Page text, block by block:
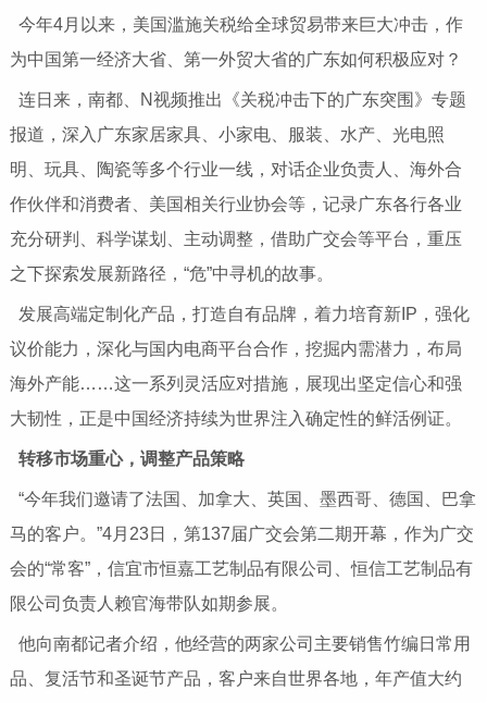
今年4月以来，美国滥施关税给全球贸易带来巨大冲击，作
为中国第一经济大省、第一外贸大省的广东如何积极应对？
连日来，南都、N视频推出《关税冲击下的广东突围》专题
报道，深入广东家居家具、小家电、服装、水产、光电照
明、玩具、陶瓷等多个行业一线，对话企业负责人、海外合
作伙伴和消费者、美国相关行业协会等，记录广东各行各业
充分研判、科学谋划、主动调整，借助广交会等平台，重压
之下探索发展新路径，“危”中寻机的故事。
发展高端定制化产品，打造自有品牌，着力培育新IP，强化
议价能力，深化与国内电商平台合作，挖掘内需潜力，布局
海外产能……这一系列灵活应对措施，展现出坚定信心和强
大韧性，正是中国经济持续为世界注入确定性的鲜活例证。
转移市场重心，调整产品策略
“今年我们邀请了法国、加拿大、英国、墨西哥、德国、巴拿
马的客户。”4月23日，第137届广交会第二期开幕，作为广交
会的“常客”，信宜市恒嘉工艺制品有限公司、恒信工艺制品有
限公司负责人赖官海带队如期参展。
他向南都记者介绍，他经营的两家公司主要销售竹编日常用
品、复活节和圣诞节产品，客户来自世界各地，年产值大约